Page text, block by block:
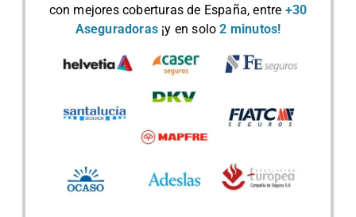
con mejores coberturas de España, entre +30
Aseguradoras ¡y en solo2 minutos!